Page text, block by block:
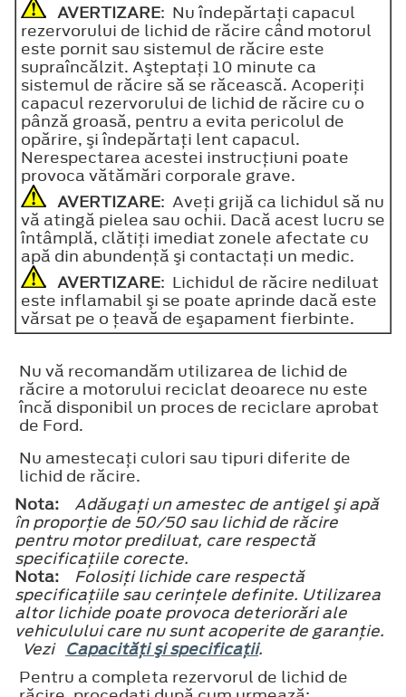
AVERTIZARE: Nu îndepărtaţi capacul
rezervorului de lichid de răcire când motorul
este pornit sau sistemul de răcire este
supraîncălzit. Aşteptaţi 10 minute ca
sistemul de răcire să se răcească. Acoperiţi
capacul rezervorului de lichid de răcire cu o
pânză groasă, pentru a evita pericolul de
opărire, şi îndepărtaţi lent capacul.
Nerespectarea acestei instrucţiuni poate
provoca vătămări corporale grave.
AVERTIZARE: Aveţi grijă ca lichidul să nu
vă atingă pielea sau ochii. Dacă acest lucru se
întâmplă, clătiţi imediat zonele afectate cu
apă din abundenţă şi contactaţi un medic.
AVERTIZARE: Lichidul de răcire nediluat
este inflamabil şi se poate aprinde dacă este
vărsat pe o ţeavă de eşapament fierbinte.
Nu vă recomandăm utilizarea de lichid de
răcire a motorului reciclat deoarece nu este
încă disponibil un proces de reciclare aprobat
de Ford.
Nu amestecaţi culori sau tipuri diferite de
lichid de răcire.
Nota:
Adăugaţi un amestec de antigel şi apă
în proporţie de 50/50 sau lichid de răcire
pentru motor prediluat, care respectă
specificaţiile corecte.
Nota:
Folosiţi lichide care respectă
specificaţiile sau cerinţele definite. Utilizarea
altor lichide poate provoca deteriorări ale
vehiculului care nu sunt acoperite de garanţie.
Vezi Capacităţi şi specificaţii.
Pentru a completa rezervorul de lichid de